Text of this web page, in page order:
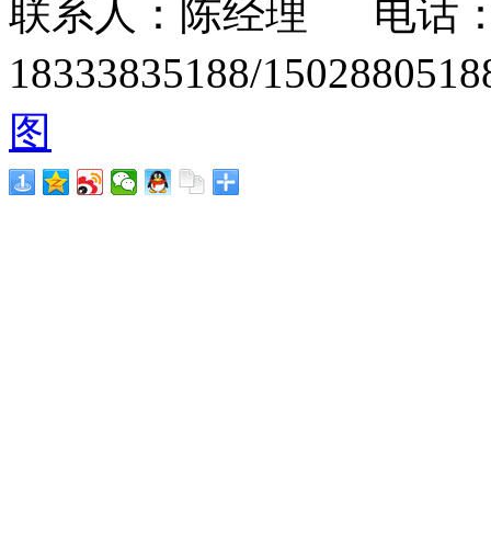
联系人：陈经理 电话
18333835188/
图